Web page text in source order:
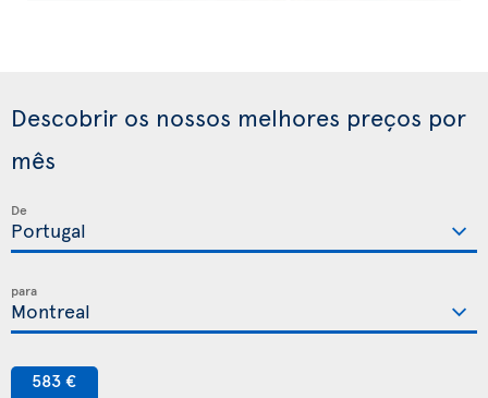
Descobrir os nossos melhores preços por
mês
De
para
583 €